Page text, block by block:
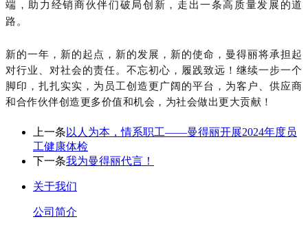
端，助力经销商伙伴们破局创新，走出一条高质量发展的道
路。
新的一年，新的起点， 新的发展，新的使命，曼得丽将承担起
对行业、对社会的责任。不忘初心，履践致远 ！继续一步一个
脚印，扎扎实实，为员工创造更广阔的平台，为客户、供应商
和合作伙伴创造更多价值和机会，为社会做出更大贡献！
上一条 以人为本，情系职工——曼得丽开展2024年度员
工健康体检
下一条我为曼得丽代言！
关于我们
公司简介